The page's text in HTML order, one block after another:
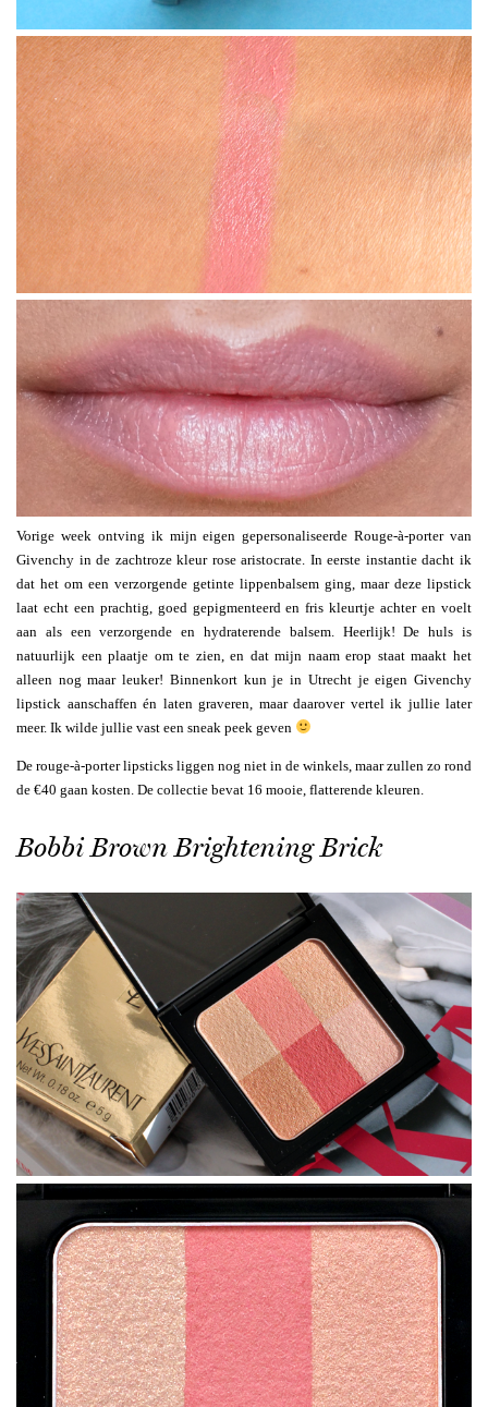
Vorige week ontving ik mijn eigen gepersonaliseerde Rouge-à-porter van
Givenchy in de zachtroze kleur rose aristocrate. In eerste instantie dacht ik
dat het om een verzorgende getinte lippenbalsem ging, maar deze lipstick
laat echt een prachtig, goed gepigmenteerd en fris kleurtje achter en voelt
aan als een verzorgende en hydraterende balsem. Heerlijk! De huls is
natuurlijk een plaatje om te zien, en dat mijn naam erop staat maakt het
alleen nog maar leuker! Binnenkort kun je in Utrecht je eigen Givenchy
lipstick aanschaffen én laten graveren, maar daarover vertel ik jullie later
meer. Ik wilde jullie vast een sneak peek geven
De rouge-à-porter lipsticks liggen nog niet in de winkels, maar zullen zo rond
de €40 gaan kosten. De collectie bevat 16 mooie, flatterende kleuren.
Bobbi Brown Brightening Brick